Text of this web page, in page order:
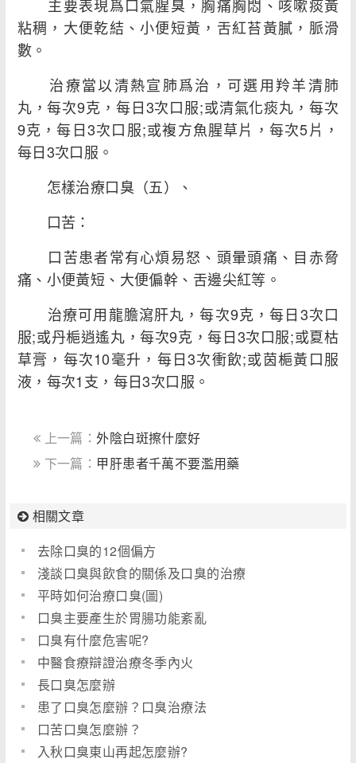
主要表現爲口氣腥臭，胸痛胸悶、咳嗽痰黃
粘稠，大便乾結、小便短黃，舌紅苔黃膩，脈滑
數。
治療當以清熱宣肺爲治，可選用羚羊清肺
丸，每次9克，每日3次口服;或清氣化痰丸，每次
9克，每日3次口服;或複方魚腥草片，每次5片，
每日3次口服。
怎樣治療口臭（五）、
口苦：
口苦患者常有心煩易怒、頭暈頭痛、目赤脅
痛、小便黃短、大便偏幹、舌邊尖紅等。
治療可用龍膽瀉肝丸，每次9克，每日3次口
服;或丹梔逍遙丸，每次9克，每日3次口服;或夏枯
草膏，每次10毫升，每日3次衝飲;或茵梔黃口服
液，每次1支，每日3次口服。
上一篇：外陰白斑擦什麼好
下一篇： 甲肝患者千萬不要濫用藥
相關文章
去除口臭的12個偏方
淺談口臭與飲食的關係及口臭的治療
平時如何治療口臭(圖)
口臭主要產生於胃腸功能紊亂
口臭有什麼危害呢?
中醫食療辯證治療冬季內火
長口臭怎麼辦
患了口臭怎麼辦？口臭治療法
口苦口臭怎麼辦？
入秋口臭東山再起怎麼辦?